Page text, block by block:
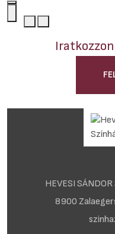
HEVESI
8900